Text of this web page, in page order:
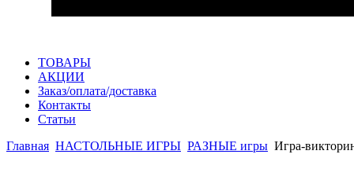
ТОВАРЫ
АКЦИИ
Заказ/оплата/доставка
Контакты
Статьи
Главная НАСТОЛЬНЫЕ ИГРЫ РАЗНЫЕ игры Игра-